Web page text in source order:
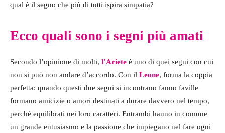
qual è il segno che più di tutti ispira simpatia?
Ecco quali sono i segni più amati
Secondo l’opinione di molti, l’Ariete è uno di quei segni con cui
non si può non andare d’accordo. Con il Leone, forma la coppia
perfetta: quando questi due segni si incontrano fanno faville
formano amicizie o amori destinati a durare davvero nel tempo,
perché equilibrati nei loro caratteri. Entrambi hanno in comune
un grande entusiasmo e la passione che impiegano nel fare ogni